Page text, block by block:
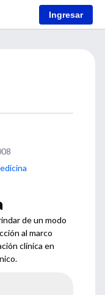
Ingresar
de un modo
al marco
clínica en